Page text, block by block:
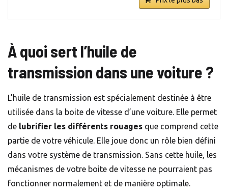
À quoi sert l’huile de
transmission dans une voiture ?
L’huile de transmission est spécialement destinée à être
utilisée dans la boite de vitesse d’une voiture. Elle permet
de lubrifier les différents rouages que comprend cette
partie de votre véhicule. Elle joue donc un rôle bien défini
dans votre système de transmission. Sans cette huile, les
mécanismes de votre boite de vitesse ne pourraient pas
fonctionner normalement et de manière optimale.